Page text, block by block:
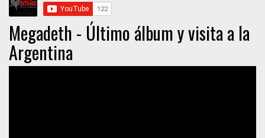
Megadeth - Último álbum y visita a la
Argentina